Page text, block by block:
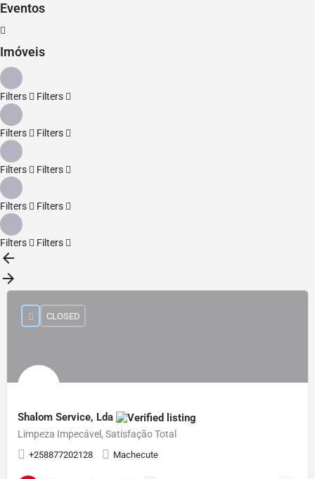
Eventos
Imóveis
Filters Filters
Filters Filters
Filters Filters
Filters Filters
Filters Filters
Shalom Service, Lda
Limpeza Impecável, Satisfação Total
+258877202128 Machecute
CLOSED